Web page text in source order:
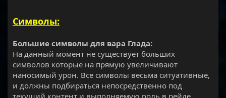
Символы:
Большие символы для вара Глада:
На данный момент не существует больших
символов которые на прямую увеличивают
наносимый урон. Все символы весьма ситуативные,
и должны подбираться непосредственно под
текущий контент и выполняемую роль в рейде.